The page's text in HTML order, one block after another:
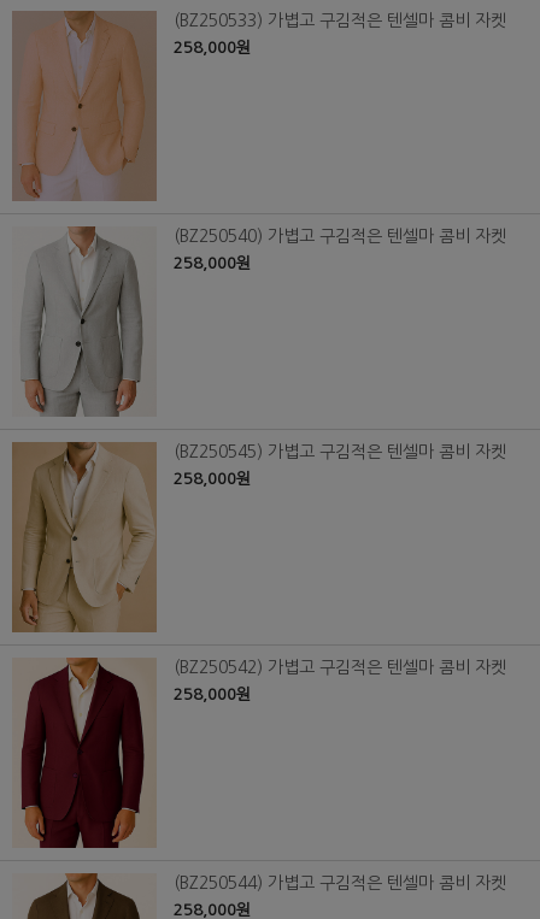
(BZ250533) 가볍고 구김적은 텐셀마 콤비 자켓
258,000원
(BZ250540) 가볍고 구김적은 텐셀마 콤비 자켓
258,000원
(BZ250545) 가볍고 구김적은 텐셀마 콤비 자켓
258,000원
(BZ250542) 가볍고 구김적은 텐셀마 콤비 자켓
258,000원
(BZ250544) 가볍고 구김적은 텐셀마 콤비 자켓
258,000원